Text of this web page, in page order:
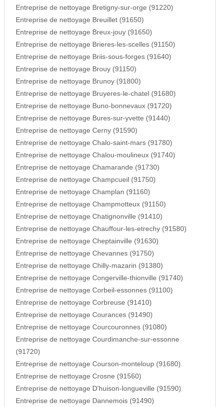
Entreprise de nettoyage Bretigny-sur-orge (91220)
Entreprise de nettoyage Breuillet (91650)
Entreprise de nettoyage Breux-jouy (91650)
Entreprise de nettoyage Brieres-les-scelles (91150)
Entreprise de nettoyage Briis-sous-forges (91640)
Entreprise de nettoyage Brouy (91150)
Entreprise de nettoyage Brunoy (91800)
Entreprise de nettoyage Bruyeres-le-chatel (91680)
Entreprise de nettoyage Buno-bonnevaux (91720)
Entreprise de nettoyage Bures-sur-yvette (91440)
Entreprise de nettoyage Cerny (91590)
Entreprise de nettoyage Chalo-saint-mars (91780)
Entreprise de nettoyage Chalou-moulineux (91740)
Entreprise de nettoyage Chamarande (91730)
Entreprise de nettoyage Champcueil (91750)
Entreprise de nettoyage Champlan (91160)
Entreprise de nettoyage Champmotteux (91150)
Entreprise de nettoyage Chatignonville (91410)
Entreprise de nettoyage Chauffour-les-etrechy (91580)
Entreprise de nettoyage Cheptainville (91630)
Entreprise de nettoyage Chevannes (91750)
Entreprise de nettoyage Chilly-mazarin (91380)
Entreprise de nettoyage Congerville-thionville (91740)
Entreprise de nettoyage Corbeil-essonnes (91100)
Entreprise de nettoyage Corbreuse (91410)
Entreprise de nettoyage Courances (91490)
Entreprise de nettoyage Courcouronnes (91080)
Entreprise de nettoyage Courdimanche-sur-essonne
(91720)
Entreprise de nettoyage Courson-monteloup (91680)
Entreprise de nettoyage Crosne (91560)
Entreprise de nettoyage D'huison-longueville (91590)
Entreprise de nettoyage Dannemois (91490)